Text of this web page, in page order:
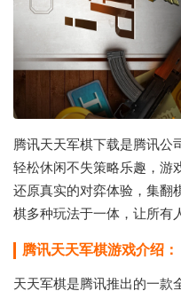
腾讯天天军棋下载是腾讯公
轻松休闲不失策略乐趣，游
还原真实的对弈体验，集翻
棋多种玩法于一体，让所有
腾讯天天军棋游戏介绍：
天天军棋是腾讯推出的一款